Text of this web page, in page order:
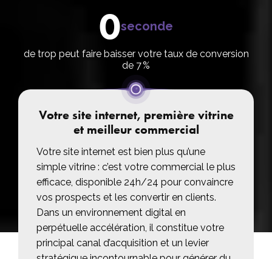
0seconde
de trop peut faire baisser votre taux de conversion
de 7 %
Votre site internet, première vitrine
et meilleur commercial
Votre site internet est bien plus qu’une
simple vitrine : c’est votre commercial le plus
efficace, disponible 24h/24 pour convaincre
vos prospects et les convertir en clients.
Dans un environnement digital en
perpétuelle accélération, il constitue votre
principal canal d’acquisition et un levier